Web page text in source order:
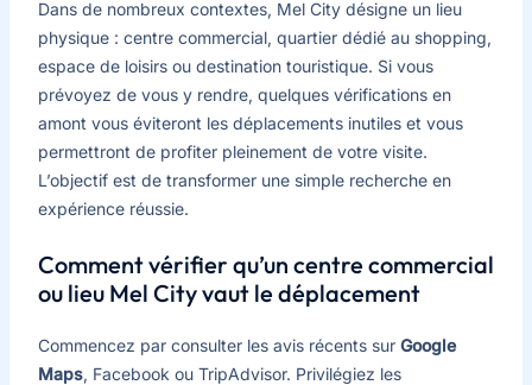
Dans de nombreux contextes, Mel City désigne un lieu
physique : centre commercial, quartier dédié au shopping,
espace de loisirs ou destination touristique. Si vous
prévoyez de vous y rendre, quelques vérifications en
amont vous éviteront les déplacements inutiles et vous
permettront de profiter pleinement de votre visite.
L’objectif est de transformer une simple recherche en
expérience réussie.
Comment vérifier qu’un centre commercial
ou lieu Mel City vaut le déplacement
Commencez par consulter les avis récents sur Google
Maps, Facebook ou TripAdvisor. Privilégiez les